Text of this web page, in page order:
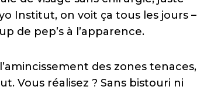
Institut, on voit ça tous les jours –
de pep’s à l’apparence.
des zones tenaces,
Vous réalisez ? Sans bistouri ni